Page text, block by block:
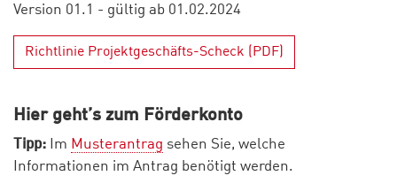
Version 01.1 - gültig ab 01.02.2024
Richtlinie Projektgeschäfts-Scheck (PDF)
Hier geht’s zum Förderkonto
Tipp: Im Musterantrag sehen Sie, welche
Informationen im Antrag benötigt werden.